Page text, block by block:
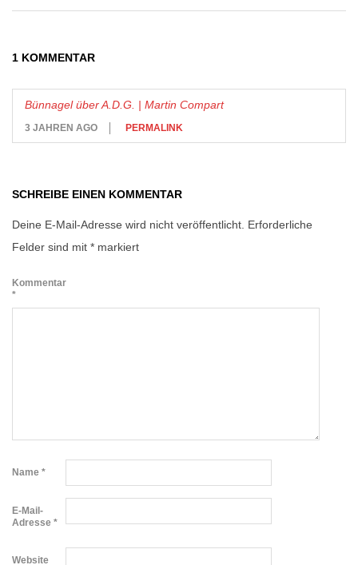
1 KOMMENTAR
Bünnagel über A.D.G. | Martin Compart
3 JAHREN AGO PERMALINK
SCHREIBE EINEN KOMMENTAR
Deine E-Mail-Adresse wird nicht veröffentlicht. Erforderliche
Felder sind mit * markiert
Kommentar
*
Name *
E-Mail-
Adresse *
Website